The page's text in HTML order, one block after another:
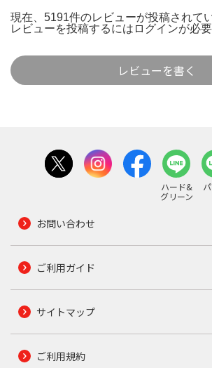
現在、5191件のレビューが投稿されて
レビューを投稿するには ログインが必要
レビューを書く
ハード&
グリーン
お問い合わせ
ご利用ガイド
サイトマップ
ご利用規約